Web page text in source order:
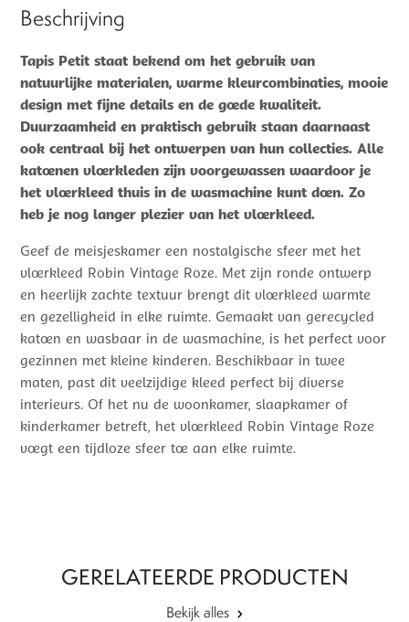
Beschrijving
Tapis Petit staat bekend om het gebruik van
natuurlijke materialen, warme kleurcombinaties, mooie
design met fijne details en de goede kwaliteit.
Duurzaamheid en praktisch gebruik staan daarnaast
ook centraal bij het ontwerpen van hun collecties. Alle
katoenen vloerkleden zijn voorgewassen waardoor je
het vloerkleed thuis in de wasmachine kunt doen. Zo
heb je nog langer plezier van het vloerkleed.
Geef de meisjeskamer een nostalgische sfeer met het
vloerkleed Robin Vintage Roze. Met zijn ronde ontwerp
en heerlijk zachte textuur brengt dit vloerkleed warmte
en gezelligheid in elke ruimte. Gemaakt van gerecycled
katoen en wasbaar in de wasmachine, is het perfect voor
gezinnen met kleine kinderen. Beschikbaar in twee
maten, past dit veelzijdige kleed perfect bij diverse
interieurs. Of het nu de woonkamer, slaapkamer of
kinderkamer betreft, het vloerkleed Robin Vintage Roze
voegt een tijdloze sfeer toe aan elke ruimte.
GERELATEERDE PRODUCTEN
Bekijk alles